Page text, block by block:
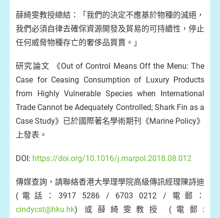
薛綺雯教授總結：「我們的決定不應基於物種的滅絕，
我們必須自律去確保資源開發及貿易的可持續性，停止
任何威脅物種存亡的奢侈品買賣。」
研究論文 《Out of Control Means Off the Menu: The
Case for Ceasing Consumption of Luxury Products
from Highly Vulnerable Species when International
Trade Cannot be Adequately Controlled; Shark Fin as a
Case Study》已於國際著名學術期刊《Marine Policy》
上發表。
DOI: https://doi.org/10.1016/j.marpol.2018.08.012
傳媒查詢，請聯絡香港大學理學院高級傳訊經理陳詩迪
(電話：3917 5286 / 6703 0212 / 電郵：
cindycst@hku.hk) 或薛綺雯教授 (電郵: